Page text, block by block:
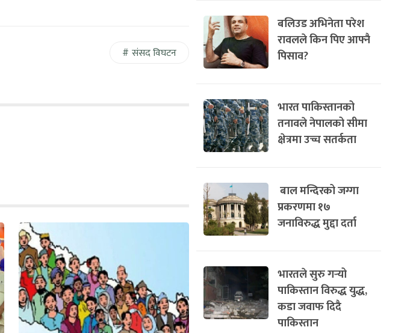
संसद विघटन
बलिउड अभिनेता परेश
रावलले किन पिए आफ्नै
पिसाव?
भारत पाकिस्तानको
तनावले नेपालको सीमा
क्षेत्रमा उच्च सतर्कता
बाल मन्दिरको जग्गा
प्रकरणमा १७
जनाविरुद्ध मुद्दा दर्ता
भारतले सुरु गर्‍यो
पाकिस्तान विरुद्ध युद्ध,
कडा जवाफ दिदै
पाकिस्तान